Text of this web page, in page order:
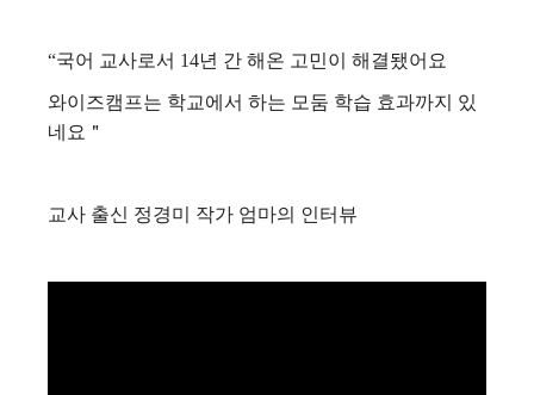
“국어 교사로서 14년 간 해온 고민이 해결됐어요
와이즈캠프는 학교에서 하는 모둠 학습 효과까지 있
네요＂
교사 출신 정경미 작가 엄마의 인터뷰